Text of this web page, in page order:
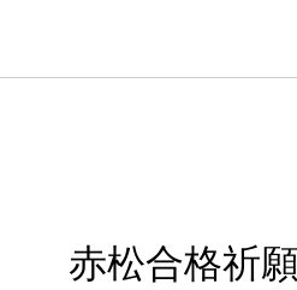
赤松合格祈